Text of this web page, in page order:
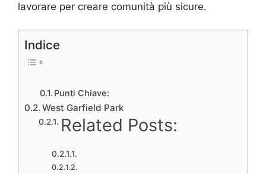
lavorare per creare comunità più sicure.
Indice
Punti Chiave:
West Garfield Park
Related Posts: